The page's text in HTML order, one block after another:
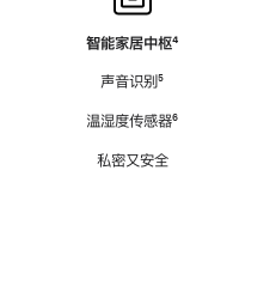
智能家居中枢脚
⁴
声音识别脚
⁵
温湿度传感器脚
⁶
私密又安全